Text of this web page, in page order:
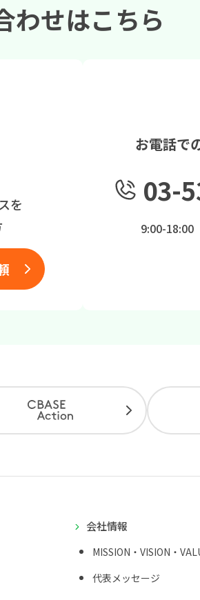
わせはこちら
を
お電話で
03-
9:00-18:00
会社情報
MISSION・VISION・
代表メッセージ